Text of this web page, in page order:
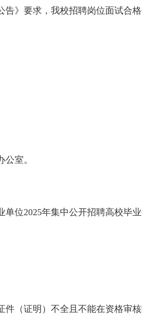
》要求，我校招聘岗位面试合
室。
位2025年集中公开招聘高校毕
（证明）不全且不能在资格审